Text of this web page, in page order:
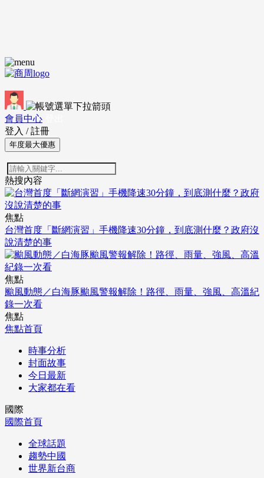
會員中心
登入 / 註冊
年度最大優惠
熱搜內容
焦點
台灣首度「斷網演習」手機降速30分鐘，到底測什麼？政府沒
說清楚的事
焦點
颱風動態／白海豚颱風警報解除！路徑、雨量、強風、高溫紀
錄一次看
焦點
焦點首頁
時事分析
封面故事
今日最新
大家都在看
國際
國際首頁
全球話題
趨勢中國
世界新台商